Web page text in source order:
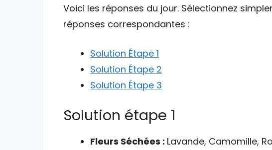
Voici les réponses du jour. Sélectionnez
réponses correspondantes :
Solution Étape 1
Solution Étape 2
Solution Étape 3
Solution étape 1
Fleurs Séchées : Lavande, Camomille,